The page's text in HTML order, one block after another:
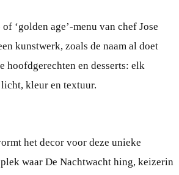
‘golden age’-menu van chef Jose
kunstwerk, zoals de naam al doet
hoofdgerechten en desserts: elk
kleur en textuur.
het decor voor deze unieke
waar De Nachtwacht hing, keizerin